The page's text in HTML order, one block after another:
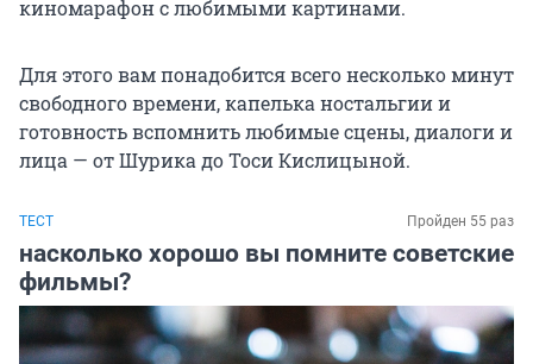
киномарафон с любимыми картинами.
Для этого вам понадобится всего несколько минут
свободного времени, капелька ностальгии и
готовность вспомнить любимые сцены, диалоги и
лица — от Шурика до Тоси Кислицыной.
ТЕСТ Пройден 55 раз
насколько хорошо вы помните советские
фильмы?